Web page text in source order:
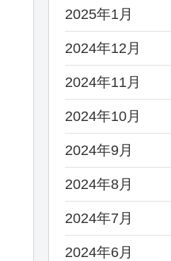
2025年1月
2024年12月
2024年11月
2024年10月
2024年9月
2024年8月
2024年7月
2024年6月